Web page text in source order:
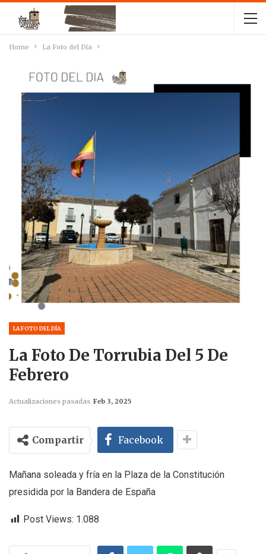
Home La Foto del Día
LA FOTO DEL DÍA
La Foto De Torrubia Del 5 De
Febrero
Actualizaciones pasadas Feb 3, 2025
Compartir Facebook
Mañana soleada y fría en la Plaza de la Constitución
presidida por la Bandera de España
Post Views: 1.088